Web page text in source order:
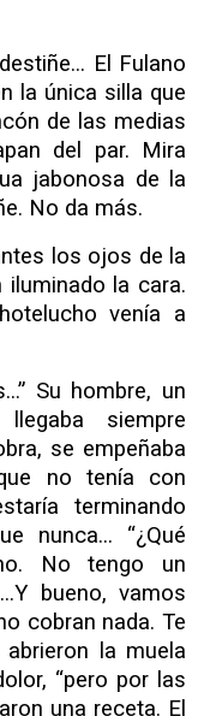
El Fulano
la única silla que
de las medias
del par. Mira
jabonosa de la
No da más.
los ojos de la
la cara.
venía a
Su hombre, un
siempre
se empeñaba
no tenía con
terminando
nunca... “¿Qué
No tengo un
bueno, vamos
cobran nada. Te
la muela
“pero por las
una receta. El